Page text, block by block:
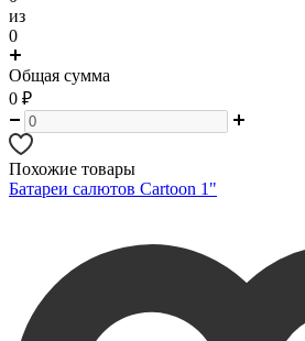
из
0
Общая сумма
0 ₽
Похожие товары
Батареи салютов Cartoon 1"